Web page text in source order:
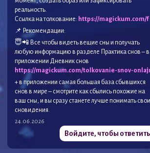
реальность.
Ссылка на толкование: https://magickum.com/f
📌 Рекомендации:
😇📲 Все чтобы видеть вещие сны и получать
любую информацию в разделе Практика снов – в
приложении Дневник снов
https://magickum.com/tolkovanie-snov-
+ в приложении самая большая база сбывшихся
снов в мире – смотрите как сбылись похожие на
ваш сны, и вы сразу станете лучше понимать свои
сновидения.
24.06.2026
Войдите, чтобы ответить